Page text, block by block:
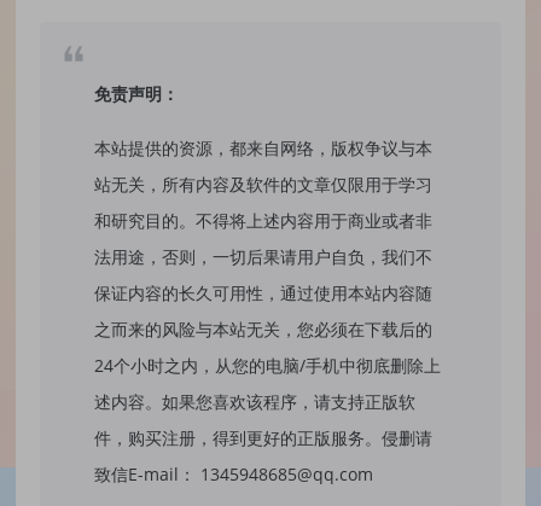
免责声明：
本站提供的资源，都来自网络，版权争议与本
站无关，所有内容及软件的文章仅限用于学习
和研究目的。不得将上述内容用于商业或者非
法用途，否则，一切后果请用户自负，我们不
保证内容的长久可用性，通过使用本站内容随
之而来的风险与本站无关，您必须在下载后的
24个小时之内，从您的电脑/手机中彻底删除上
述内容。如果您喜欢该程序，请支持正版软
件，购买注册，得到更好的正版服务。侵删请
致信E-mail： 1345948685@qq.com